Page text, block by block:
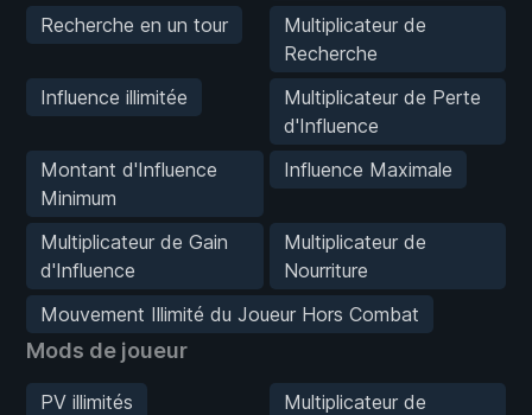
Recherche en un tour
Multiplicateur de
Recherche
Influence illimitée
Multiplicateur de Perte
d'Influence
Montant d'Influence
Minimum
Influence Maximale
Multiplicateur de Gain
d'Influence
Multiplicateur de
Nourriture
Mouvement Illimité du Joueur Hors Combat
Mods de joueur
PV illimités
Multiplicateur de